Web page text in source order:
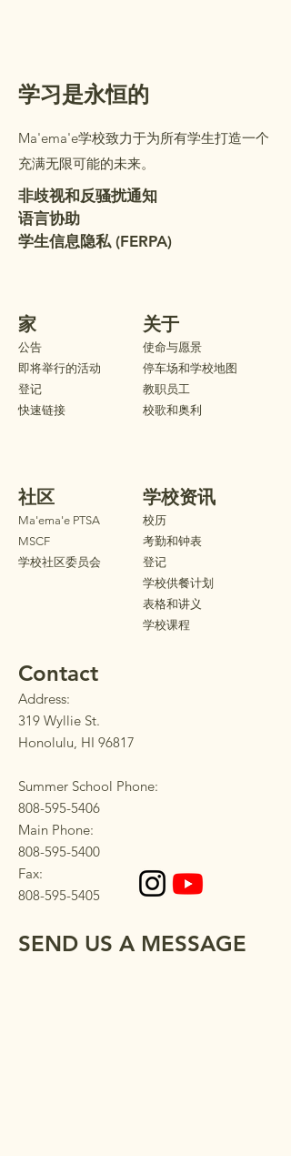
学习是永恒的
Ma'ema'e学校致力于为所有学生打造一个
充满无限可能的未来。
非歧视和反骚扰通知
语言协助
学生信息隐私 (FERPA)
家
公告
即将举行的活动
登记
快速链接
关于
使命与愿景
停车场和学校地图
教职员工
校歌和奥利
社区
Ma'ema'e PTSA
MSCF
学校社区委员会
学校资讯
校历
考勤和钟表
登记
学校供餐计划
表格和讲义
学校课程
Contact
Address:
319 Wyllie St.
Honolulu, HI 96817
Summer School Phone:
808-595-5406
Main Phone:
808-595-5400
Fax:
808-595-5405
SEND US A MESSAGE